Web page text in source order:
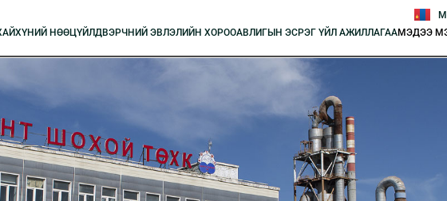
XҮНИЙ НӨӨЦҮЙЛДВЭРЧНИЙ ЭВЛЭЛИЙН XОРООАВЛИГЫН ЭСРЭГ ҮЙЛ АЖИЛЛАГААМЭДЭЭ